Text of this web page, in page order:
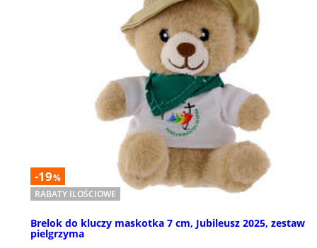
-19%
RABATY ILOŚCIOWE
Brelok do kluczy maskotka 7 cm, Jubileusz 2025, zestaw
pielgrzyma